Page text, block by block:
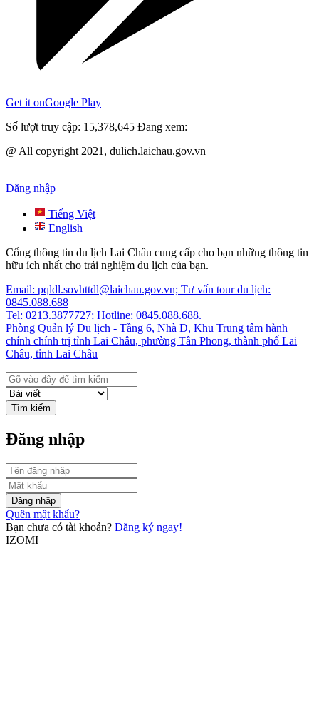
Get it onGoogle Play
Số lượt truy cập: 15,378,645 Đang xem:
@ All copyright 2021, dulich.laichau.gov.vn
Đăng nhập
Tiếng Việt
English
Cổng thông tin du lịch Lai Châu cung cấp cho bạn những thông tin
hữu ích nhất cho trải nghiệm du lịch của bạn.
Email: pqldl.sovhttdl@laichau.gov.vn; Tư vấn tour du lịch:
0845.088.688
Tel: 0213.3877727; Hotline: 0845.088.688.
Phòng Quản lý Du lịch - Tầng 6, Nhà D, Khu Trung tâm hành
chính chính trị tỉnh Lai Châu, phường Tân Phong, thành phố Lai
Châu, tỉnh Lai Châu
Tìm kiếm
Đăng nhập
Đăng nhập
Quên mật khẩu?
Bạn chưa có tài khoản? Đăng ký ngay!
IZOMI